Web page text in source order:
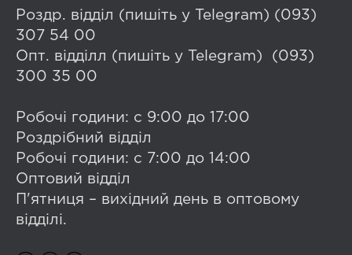
Роздр. відділ (пишіть у Telegram) (093)
307 54 00
Опт. відділл (пишіть у Telegram) (093)
300 35 00
Робочі години: с 9:00 до 17:00
Роздрібний відділ
Робочі години: с 7:00 до 14:00
Оптовий відділ
П'ятниця – вихідний день в оптовому
відділі.